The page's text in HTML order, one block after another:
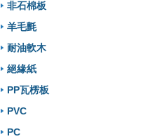
非石棉板
羊毛氈
耐油軟木
絕緣紙
PP瓦楞板
PVC
PC